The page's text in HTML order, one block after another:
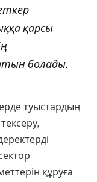
қарсы
болады.
туыстардың
құруға